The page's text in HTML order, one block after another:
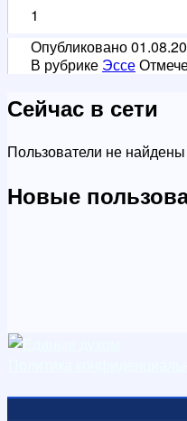
1
Опубликовано
В рубрике Эссе
Сейчас в сети
Пользователи не найдены
Новые